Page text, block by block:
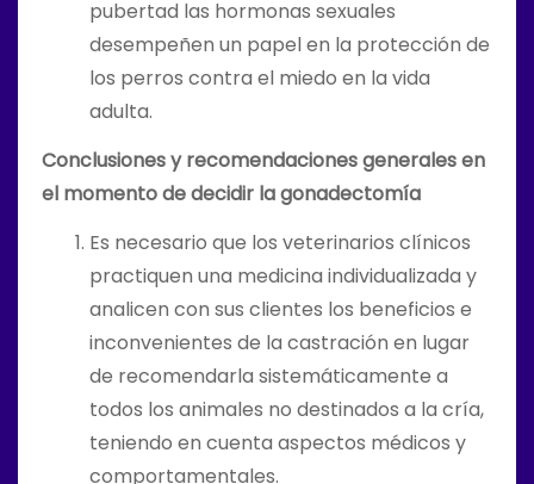
pubertad las hormonas sexuales
desempeñen un papel en la protección de
los perros contra el miedo en la vida
adulta.
Conclusiones y recomendaciones generales en
el momento de decidir la gonadectomía
Es necesario que los veterinarios clínicos
practiquen una medicina individualizada y
analicen con sus clientes los beneficios e
inconvenientes de la castración en lugar
de recomendarla sistemáticamente a
todos los animales no destinados a la cría,
teniendo en cuenta aspectos médicos y
comportamentales.